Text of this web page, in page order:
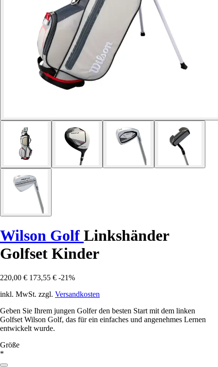
Wilson Golf Linkshänder
Golfset Kinder
220,00 € 173,55 € -21%
inkl. MwSt. zzgl. Versandkosten
Geben Sie Ihrem jungen Golfer den besten Start mit dem linken
Golfset Wilson Golf, das für ein einfaches und angenehmes Lernen
entwickelt wurde.
Größe
*